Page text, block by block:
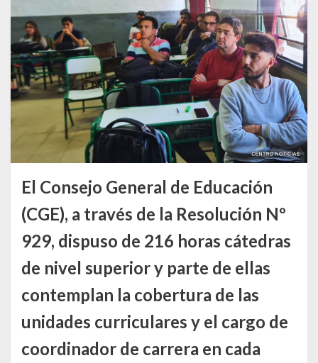
El Consejo General de Educación
(CGE), a través de la Resolución Nº
929, dispuso de 216 horas cátedras
de nivel superior y parte de ellas
contemplan la cobertura de las
unidades curriculares y el cargo de
coordinador de carrera en cada